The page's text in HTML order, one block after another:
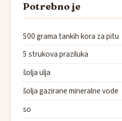
Potrebno je
500 grama tankih kora za pitu
5 strukova praziluka
šolja ulja
šolja gazirane mineralne vode
so